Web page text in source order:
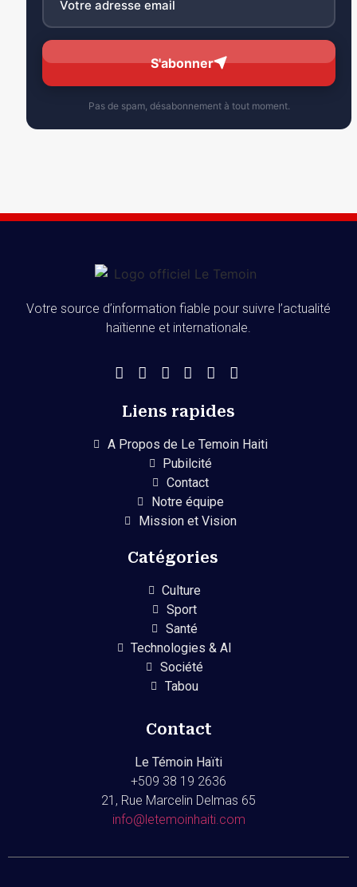
S'abonner
Pas de spam, désabonnement à tout moment.
Votre source d’information fiable pour suivre l’actualité
haïtienne et internationale.
Liens rapides
A Propos de Le Temoin Haiti
Pubilcité
Contact
Notre équipe
Mission et Vision
Catégories
Culture
Sport
Santé
Technologies & AI
Société
Tabou
Contact
Le Témoin Haïti
+509 38 19 2636
21, Rue Marcelin Delmas 65
info@letemoinhaiti.com